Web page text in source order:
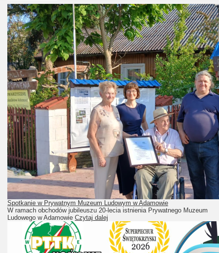
Spotkanie w Prywatnym Muzeum Ludowym w Adamowie
W ramach obchodów jubileuszu 20-lecia istnienia Prywatnego Muzeum
Ludowego w Adamowie Czytaj dalej